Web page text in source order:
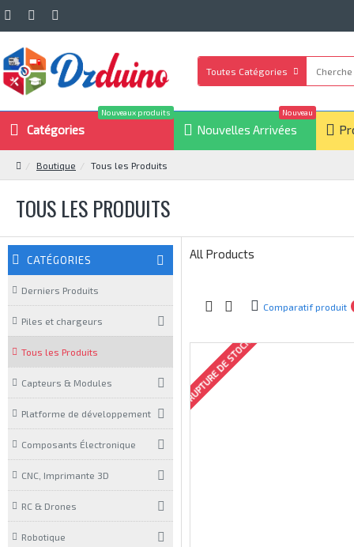
Toutes Catégories
Catégories
Nouveaux produits
Nouvelles Arrivées
Nouveau
Boutique Tous les Produits
TOUS LES PRODUITS
CATÉGORIES
Derniers Produits
Piles et chargeurs
Tous les Produits
Capteurs & Modules
Platforme de développement
Composants Électronique
CNC, Imprimante 3D
RC & Drones
Robotique
All Products
Comparatif produit
RUPTURE DE STOCK